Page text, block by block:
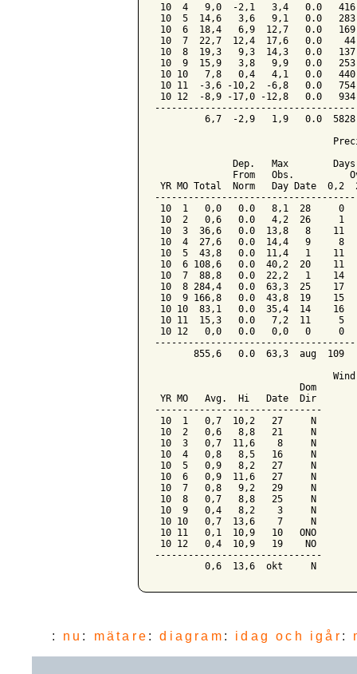
10  4   9,0  -2,1   3,4   0.0
10  5  14,6   3,6   9,1   0.0
10  6  18,4   6,9  12,7   0.0
10  7  22,7  12,4  17,6   0.0
10  8  19,3   9,3  14,3   0.0
10  9  15,9   3,8   9,9   0.0
10 10   7,8   0,4   4,1   0.0
10 11  -3,6 -10,2  -6,8   0.0
10 12  -8,9 -17,0 -12,8   0.0
6,7  -2,9   1,9   0.0
Dep.   Max
From   Obs.
YR MO Total  Norm   Day Date  0,2
10  1   0,0   0.0   8,1  28     0
10  2   0,6   0.0   4,2  26     1
10  3  36,6   0.0  13,8   8    11
10  4  27,6   0.0  14,4   9     8
10  5  43,8   0.0  11,4   1    11
10  6 108,6   0.0  40,2  20    11
10  7  88,8   0.0  22,2   1    14
10  8 284,4   0.0  63,3  25    17
10  9 166,8   0.0  43,8  19    15
10 10  83,1   0.0  35,4  14    16
10 11  15,3   0.0   7,2  11     5
10 12   0,0   0.0   0,0   0     0
855,6   0.0  63,3  aug  109
                          Dom
YR MO   Avg.  Hi   Date  Dir
------------------------------
10  1   0,7  10,2   27     N
10  2   0,6   8,8   21     N
10  3   0,7  11,6    8     N
10  4   0,8   8,5   16     N
10  5   0,9   8,2   27     N
10  6   0,9  11,6   27     N
10  7   0,8   9,2   29     N
10  8   0,7   8,8   25     N
10  9   0,4   8,2    3     N
10 10   0,7  13,6    7     N
10 11   0,1  10,9   10   ONO
10 12   0,4  10,9   19    NO
------------------------------
         0,6  13,6  okt     N
: nu : mätare :diagram : idag och igår :